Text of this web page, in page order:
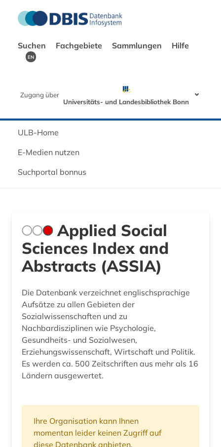
Suchen Fachgebiete Sammlungen Hilfe
EN
Zugang über
Universitäts- und Landesbibliothek Bonn
ULB-Home
E-Medien nutzen
Suchportal bonnus
Applied Social
Sciences Index and
Abstracts (ASSIA)
Die Datenbank verzeichnet englischsprachige
Aufsätze zu allen Gebieten der
Sozialwissenschaften und zu
Nachbardisziplinen wie Psychologie,
Gesundheits- und Sozialwesen,
Erziehungswissenschaft, Wirtschaft und Politik.
Es werden ca. 500 Zeitschriften aus mehr als 16
Ländern ausgewertet.
Ihre Organisation kann Ihnen
momentan leider keinen Zugriff auf
diese Datenbank anbieten.